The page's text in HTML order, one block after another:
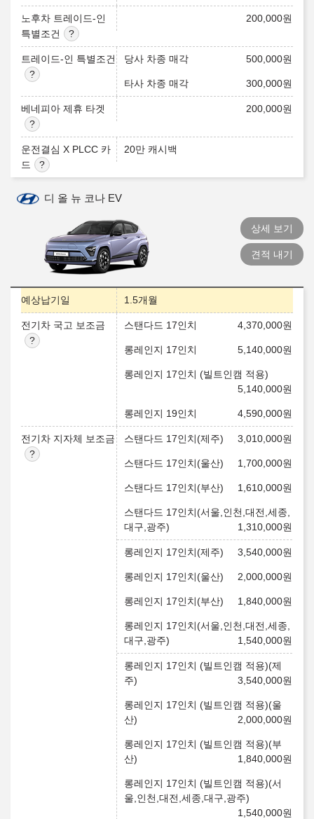
노후차 트레이드-인
특별조건
200,000원
트레이드-인 특별조건 당사 차종 매각 500,000원
타사 차종 매각 300,000원
베네피아 제휴 타겟 200,000원
운전결심 X PLCC 카
드
20만 캐시백
디 올 뉴 코나 EV
상세 보기
견적 내기
예상납기일 1.5개월
전기차 국고 보조금 스탠다드 17인치 4,370,000원
롱레인지 17인치 5,140,000원
롱레인지 17인치 (빌트인캠 적용)
5,140,000원
롱레인지 19인치 4,590,000원
전기차 지자체 보조금 스탠다드 17인치(제주) 3,010,000원
스탠다드 17인치(울산) 1,700,000원
스탠다드 17인치(부산) 1,610,000원
스탠다드 17인치(서울,인천,대전,세종,
대구,광주)
1,310,000원
롱레인지 17인치(제주) 3,540,000원
롱레인지 17인치(울산) 2,000,000원
롱레인지 17인치(부산) 1,840,000원
롱레인지 17인치(서울,인천,대전,세종,
대구,광주)
1,540,000원
롱레인지 17인치 (빌트인캠 적용)(제
주)
3,540,000원
롱레인지 17인치 (빌트인캠 적용)(울
산)
2,000,000원
롱레인지 17인치 (빌트인캠 적용)(부
산)
1,840,000원
롱레인지 17인치 (빌트인캠 적용)(서
울,인천,대전,세종,대구,광주)
1,540,000원